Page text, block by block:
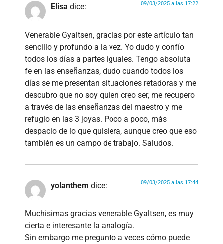
Elisa dice: 09/03/2025 a las 17:22
Venerable Gyaltsen, gracias por este artículo tan
sencillo y profundo a la vez. Yo dudo y confío
todos los días a partes iguales. Tengo absoluta
fe en las enseñanzas, dudo cuando todos los
días se me presentan situaciones retadoras y me
descubro que no soy quien creo ser, me recupero
a través de las enseñanzas del maestro y me
refugio en las 3 joyas. Poco a poco, más
despacio de lo que quisiera, aunque creo que eso
también es un campo de trabajo. Saludos.
yolanthem dice: 09/03/2025 a las 17:44
Muchisimas gracias venerable Gyaltsen, es muy
cierta e interesante la analogía.
Sin embargo me pregunto a veces cómo puede